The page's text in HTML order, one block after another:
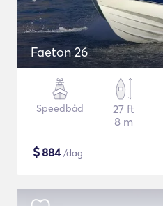
Faeton 26
Speedbåd
27 ft
8 m
$884/dag